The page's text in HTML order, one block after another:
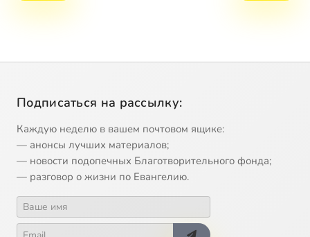
Подписаться на рассылку:
Каждую неделю в вашем почтовом ящике:
— анонсы лучших материалов;
— новости подопечных Благотворительного фонда;
— разговор о жизни по Евангелию.